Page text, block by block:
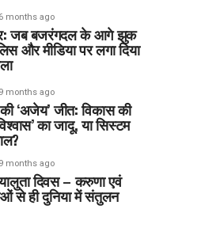
6 months ago
जब बजरंगदल के आगे झुक
और मीडिया पर लगा दिया
9 months ago
‘अजेय’ जीत: विकास की
का जादू, या सिस्टम
9 months ago
दिवस – करुणा एवं
से ही दुनिया में संतुलन